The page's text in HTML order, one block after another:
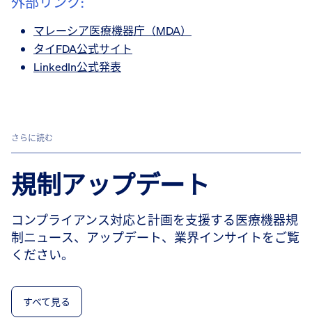
マレーシア医療機器庁（MDA）
タイFDA公式サイト
LinkedIn公式発表
さらに読む
規制アップデート
コンプライアンス対応と計画を支援する医療機器規
制ニュース、アップデート、業界インサイトをご覧
ください。
すべて見る